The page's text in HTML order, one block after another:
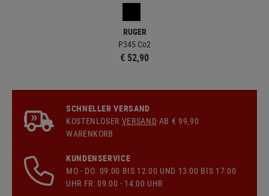
RUGER
P345 Co2
€ 52,90
SCHNELLER VERSAND
KOSTENLOSER VERSAND AB € 99,90
WARENKORB
KUNDENSERVICE
MO - DO: 09:00 BIS 12:00 UND 13:00 BIS 17:00
UHR FR: 09:00 - 14:00 UHR